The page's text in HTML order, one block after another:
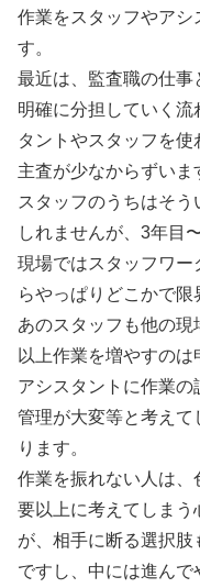
作業をスタッフやア
す。
最近は、監査職の仕
明確に分担していく
タントやスタッフを
主査が少なからずいま
スタッフのうちはそ
しれませんが、3年目
現場ではスタッフワ
らやっぱりどこかで限
あのスタッフも他の
以上作業を増やすのは
アシスタントに作業
管理が大変等と考え
ります。
作業を振れない人は
要以上に考えてしまう
が、相手に断る選択
ですし、中には進んで